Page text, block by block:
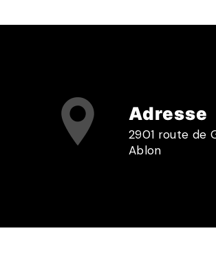
Adresse
2901 route de
Ablon